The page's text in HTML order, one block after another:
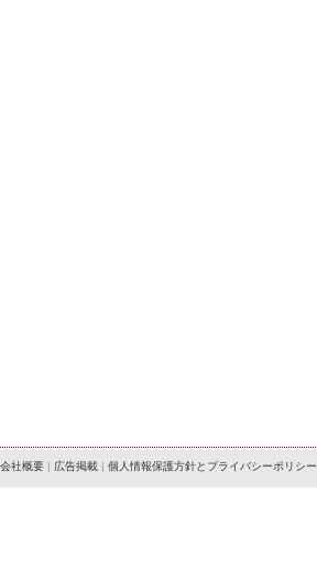
会社概要 | 広告掲載 | 個人情報保護方針とプライバシーポリシー